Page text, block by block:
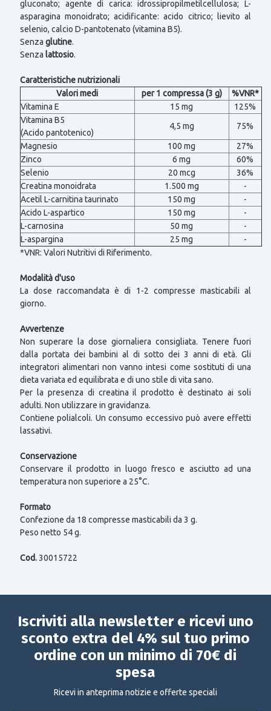
gluconato; agente di carica: idrossipropilmetilcellulosa; L-
asparagina monoidrato; acidificante: acido citrico; lievito al
selenio, calcio D-pantotenato (vitamina B5).
Senza glutine.
Senza lattosio.
Caratteristiche nutrizionali
Valori medi
per 1 compressa (3 g)
%VNR*
Vitamina E
15 mg
125%
Vitamina B5
(Acido pantotenico)
4,5 mg 75%
Magnesio 100 mg
27%
Zinco
6 mg
60%
Selenio
20 mcg
36%
Creatina monoidrata
1.500 mg
-
Acetil L-carnitina taurinato
150 mg
-
Acido L-aspartico
150 mg
-
L-carnosina
50 mg
-
L-aspargina
25 mg
-
*VNR: Valori Nutritivi di Riferimento.
Modalità d'uso
La dose raccomandata è di 1-2 compresse masticabili al
giorno.
Avvertenze
Non superare la dose giornaliera consigliata. Tenere fuori
dalla portata dei bambini al di sotto dei 3 anni di età. Gli
integratori alimentari non vanno intesi come sostituti di una
dieta variata ed equilibrata e di uno stile di vita sano.
Per la presenza di creatina il prodotto è destinato ai soli
adulti. Non utilizzare in gravidanza.
Contiene polialcoli. Un consumo eccessivo può avere effetti
lassativi.
Conservazione
Conservare il prodotto in luogo fresco e asciutto ad una
temperatura non superiore a 25°C.
Formato
Confezione da 18 compresse masticabili da 3 g.
Peso netto 54 g.
Cod.30015722
Iscriviti alla newsletter e ricevi uno
sconto extra del 4% sul tuo primo
ordine con un minimo di 70€ di
spesa
Ricevi in anteprima notizie e offerte speciali